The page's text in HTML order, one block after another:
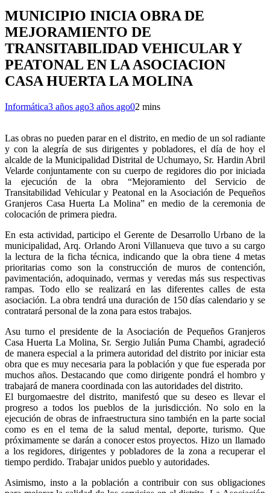
MUNICIPIO INICIA OBRA DE
MEJORAMIENTO DE
TRANSITABILIDAD VEHICULAR Y
PEATONAL EN LA ASOCIACION
CASA HUERTA LA MOLINA
Informática3 años ago3 años ago02 mins
Las obras no pueden parar en el distrito, en medio de un sol radiante
y con la alegría de sus dirigentes y pobladores, el día de hoy el
alcalde de la Municipalidad Distrital de Uchumayo, Sr. Hardin Abril
Velarde conjuntamente con su cuerpo de regidores dio por iniciada
la ejecución de la obra “Mejoramiento del Servicio de
Transitabilidad Vehicular y Peatonal en la Asociación de Pequeños
Granjeros Casa Huerta La Molina” en medio de la ceremonia de
colocación de primera piedra.
En esta actividad, participo el Gerente de Desarrollo Urbano de la
municipalidad, Arq. Orlando Aroni Villanueva que tuvo a su cargo
la lectura de la ficha técnica, indicando que la obra tiene 4 metas
prioritarias como son la construcción de muros de contención,
pavimentación, adoquinado, vermas y veredas más sus respectivas
rampas. Todo ello se realizará en las diferentes calles de esta
asociación. La obra tendrá una duración de 150 días calendario y se
contratará personal de la zona para estos trabajos.
Asu turno el presidente de la Asociación de Pequeños Granjeros
Casa Huerta La Molina, Sr. Sergio Julián Puma Chambi, agradeció
de manera especial a la primera autoridad del distrito por iniciar esta
obra que es muy necesaria para la población y que fue esperada por
muchos años. Destacando que como dirigente pondrá el hombro y
trabajará de manera coordinada con las autoridades del distrito.
El burgomaestre del distrito, manifestó que su deseo es llevar el
progreso a todos los pueblos de la jurisdicción. No solo en la
ejecución de obras de infraestructura sino también en la parte social
como es en el tema de la salud mental, deporte, turismo. Que
próximamente se darán a conocer estos proyectos. Hizo un llamado
a los regidores, dirigentes y pobladores de la zona a recuperar el
tiempo perdido. Trabajar unidos pueblo y autoridades.
Asimismo, insto a la población a contribuir con sus obligaciones